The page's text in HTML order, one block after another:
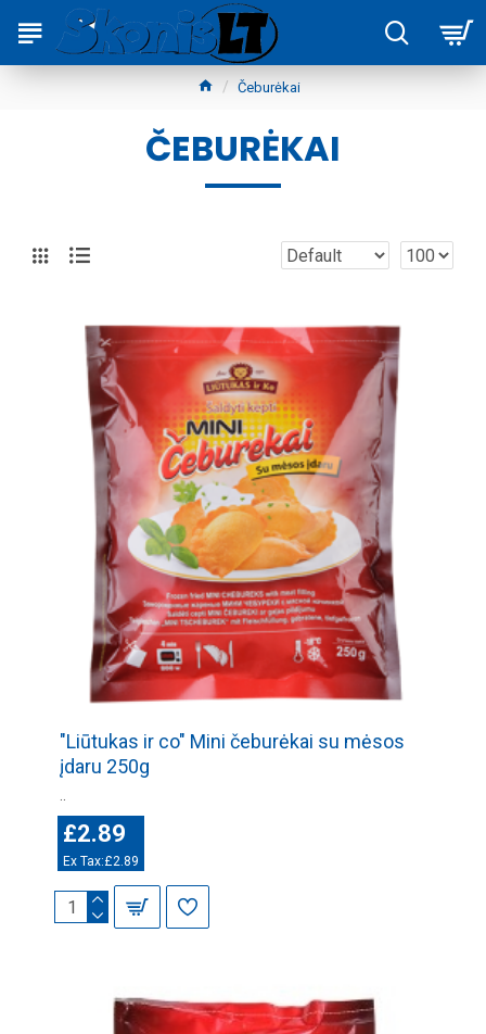
Čeburėkai
ČEBURĖKAI
"Liūtukas ir co" Mini čeburėkai su mėsos
įdaru 250g
£2.89
Ex Tax:£2.89